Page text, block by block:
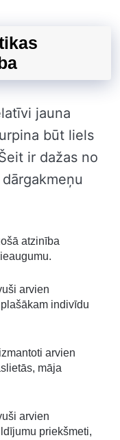
jauna
būt liels
ir dažas no
atzinība
arvien
indivīdu
arvien
māja
arvien
priekšmeti,